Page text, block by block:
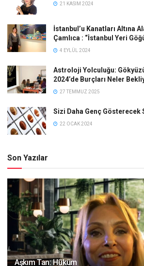
21 KASIM 2024
İstanbul’u Kanatları Altına
Çamlıca : “İstanbul Yeri
4 EYLÜL 2024
Astroloji Yolculuğu:
2024’de Burçları Neler
27 TEMMUZ 2025
Sizi Daha Genç Gösterecek
22 OCAK 2024
Son Yazılar
Aşkım Tan: Hüküm